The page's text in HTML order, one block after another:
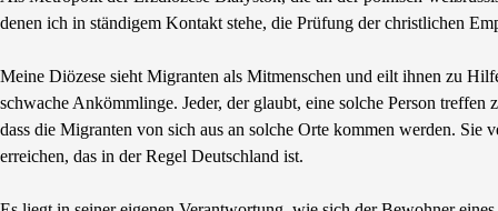
denen ich in ständigem Kontakt stehe, die Prüfung der christlichen
Meine Diözese sieht Migranten als Mitmenschen und eilt ihnen zu
schwache Ankömmlinge. Jeder, der glaubt, eine solche Person
dass die Migranten von sich aus an solche Orte kommen werden.
erreichen, das in der Regel Deutschland ist.